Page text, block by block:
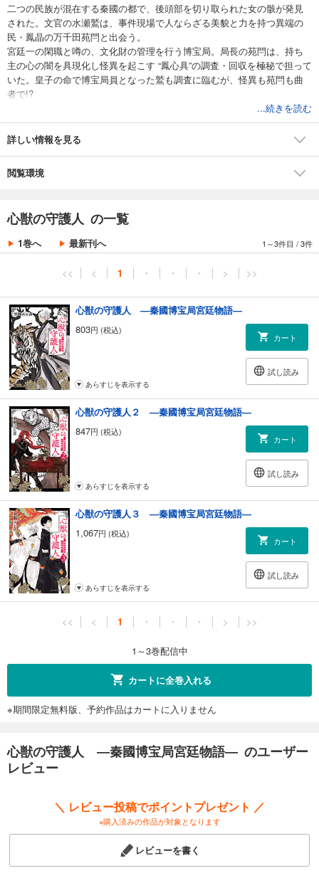
二つの民族が混在する秦國の都で、後頭部を切り取られた女の骸が発見
された。文官の水瀬鷲は、事件現場で人ならざる美貌と力を持つ異端の
民・鳳晶の万千田苑閂と出会う。
宮廷一の閑職と噂の、文化財の管理を行う博宝局。局長の苑閂は、持ち
主の心の闇を具現化し怪異を起こす “鳳心具”の調査・回収を極秘で担って
いた。皇子の命で博宝局員となった鷲も調査に臨むが、怪異も苑閂も曲
者で!?
優秀だが無愛想な苑閂と、優しさだけが取柄の鷲。二人はやがて国を脅
かすある真相に辿り着く。
【万千田 苑閂 （まちだ えんさん）】
先住の民・鳳晶の血を引き、優れた身体能力と五感を持つ。
【水瀬 鷲 （みなせ しゅう）】
博宝局に配属された文官の青年。
心優しいがそれ以外に取柄が無く、自分に自信を持てずにいる。
...続きを読む
詳しい情報を見る
閲覧環境
心獣の守護人 の一覧
1巻へ 最新刊へ 1～3件目 /3件
<< < 1 ・ ・ ・ > >>
心獣の守護人 ―秦國博宝局宮廷物語―
803円 (税込)
カート
試し読み
あらすじを表示する
心獣の守護人２ ―秦國博宝局宮廷物語―
847円 (税込)
カート
試し読み
あらすじを表示する
心獣の守護人３ ―秦國博宝局宮廷物語―
1,067円 (税込)
カート
試し読み
あらすじを表示する
<< < 1 ・ ・ ・ > >>
1～3巻配信中
カートに全巻入れる
※期間限定無料版、予約作品はカートに入りません
心獣の守護人 ―秦國博宝局宮廷物語― のユーザー
レビュー
＼ レビュー投稿でポイントプレゼント ／
※購入済みの作品が対象となります
レビューを書く